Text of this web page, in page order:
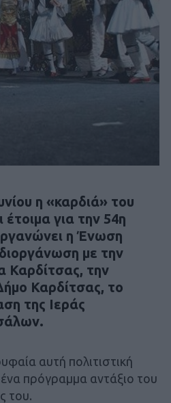
η «καρδιά» του
για την 54η
η Ένωση
με την
Καρδίτσας, την
Καρδίτσας, το
της Ιεράς
αυτή πολιτιστική
πρόγραμμα αντάξιο του
του.